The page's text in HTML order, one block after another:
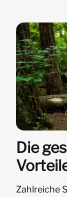
Die
Zahlreiche